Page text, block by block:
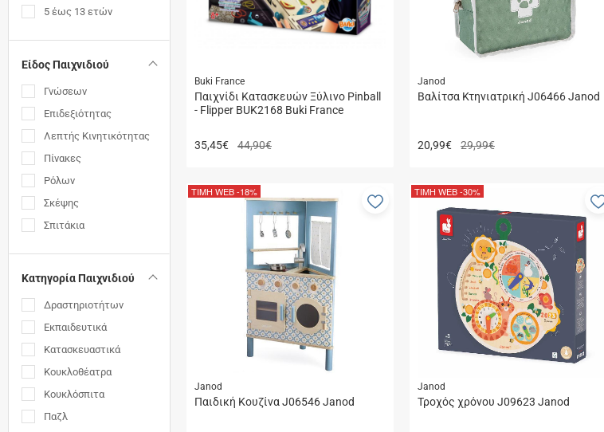
5 έως 13 ετών
Είδος Παιχνιδιού
Γνώσεων
Επιδεξιότητας
Λεπτής Κινητικότητας
Πίνακες
Ρόλων
Σκέψης
Σπιτάκια
Κατηγορία Παιχνιδιού
Δραστηριοτήτων
Εκπαιδευτικά
Κατασκευαστικά
Κουκλοθέατρα
Κουκλόσπιτα
Παζλ
Buki France
Παιχνίδι Κατασκευών Ξύλινο Pinball
- Flipper BUK2168 Buki France
35,45€ 44,90€
Janod
Βαλίτσα Κτηνιατρική J06466 Janod
20,99€ 29,99€
Janod
Παιδική Κουζίνα J06546 Janod
ΤΙΜΗ WEB-18%
Προσθήκη
αγαπημένα
Janod
Τροχός χρόνου J09623 Janod
ΤΙΜΗ WEB-30%